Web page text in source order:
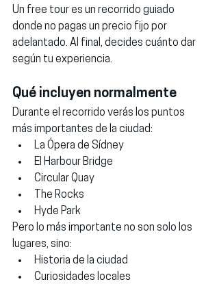
Un free tour es un recorrido guiado
donde no pagas un precio fijo por
adelantado. Al final, decides cuánto dar
según tu experiencia.
Qué incluyen normalmente
Durante el recorrido verás los puntos
más importantes de la ciudad:
La Ópera de Sídney
El Harbour Bridge
Circular Quay
The Rocks
Hyde Park
Pero lo más importante no son solo los
lugares, sino:
Historia de la ciudad
Curiosidades locales